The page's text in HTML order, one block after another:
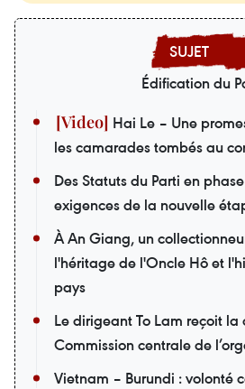
Édification du
Hai Le – Une
les camarades tombés au
Des Statuts du Parti en
exigences de la nouvelle
À An Giang, un
l'héritage de l'Oncle Hô et
pays
Le dirigeant To Lam reçoit la
Commission centrale de
Vietnam – Burundi : volonté